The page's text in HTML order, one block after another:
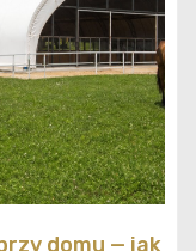
domu — jak